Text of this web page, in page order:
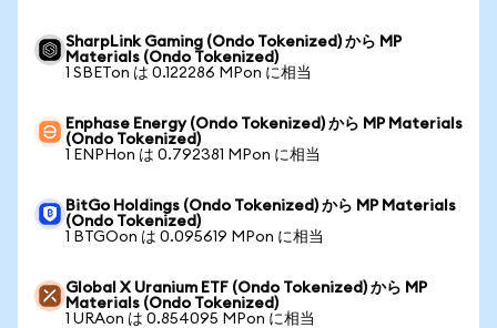
SharpLink Gaming (Ondo Tokenized) から MP
Materials (Ondo Tokenized)
1 SBETon は 0.122286 MPon に相当
Enphase Energy (Ondo Tokenized) から MP Materials
(Ondo Tokenized)
1 ENPHon は 0.792381 MPon に相当
BitGo Holdings (Ondo Tokenized) から MP Materials
(Ondo Tokenized)
1 BTGOon は 0.095619 MPon に相当
Global X Uranium ETF (Ondo Tokenized) から MP
Materials (Ondo Tokenized)
1 URAon は 0.854095 MPon に相当